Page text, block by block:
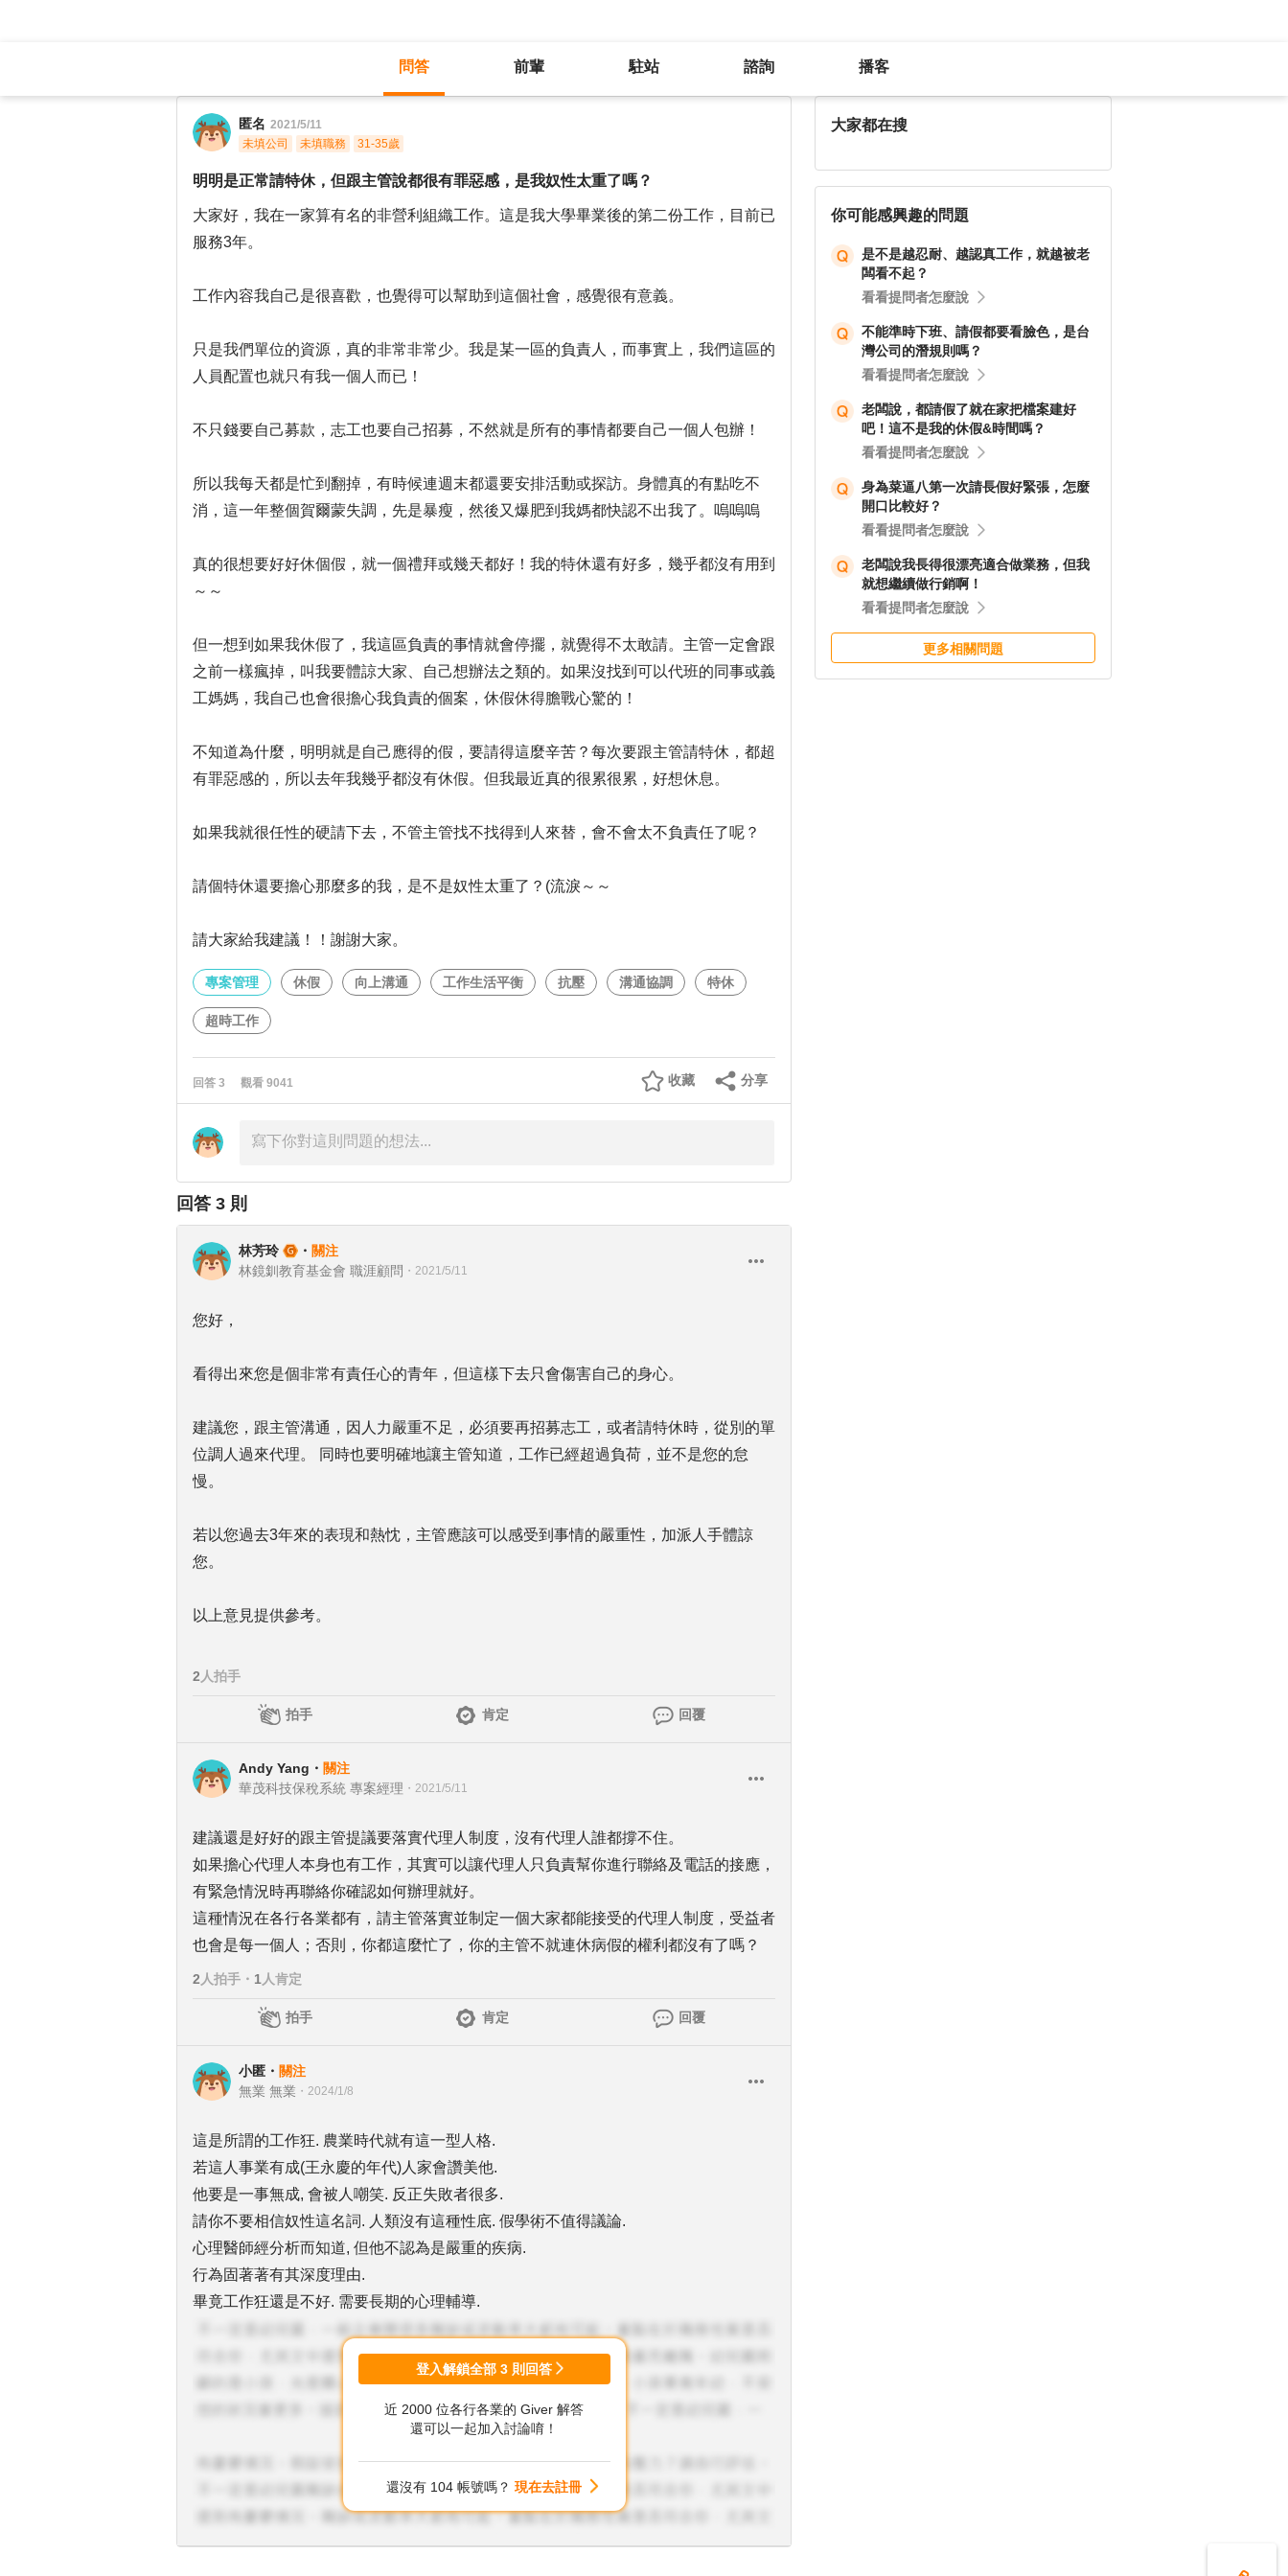
問答 前輩 駐站 諮詢 播客
匿名 2021/5/11
未填公司
未填職務 31-35歲
明明是正常請特休，但跟主管說都很有罪惡感，是我奴性太重了嗎？
大家好，我在一家算有名的非營利組織工作。這是我大學畢業後的第二份工作，目前已
服務3年。
工作內容我自己是很喜歡，也覺得可以幫助到這個社會，感覺很有意義。
只是我們單位的資源，真的非常非常少。我是某一區的負責人，而事實上，我們這區的
人員配置也就只有我一個人而已！
不只錢要自己募款，志工也要自己招募，不然就是所有的事情都要自己一個人包辦！
所以我每天都是忙到翻掉，有時候連週末都還要安排活動或探訪。身體真的有點吃不
消，這一年整個賀爾蒙失調，先是暴瘦，然後又爆肥到我媽都快認不出我了。嗚嗚嗚
真的很想要好好休個假，就一個禮拜或幾天都好！我的特休還有好多，幾乎都沒有用到
～～
但一想到如果我休假了，我這區負責的事情就會停擺，就覺得不太敢請。主管一定會跟
之前一樣瘋掉，叫我要體諒大家、自己想辦法之類的。如果沒找到可以代班的同事或義
工媽媽，我自己也會很擔心我負責的個案，休假休得膽戰心驚的！
不知道為什麼，明明就是自己應得的假，要請得這麼辛苦？每次要跟主管請特休，都超
有罪惡感的，所以去年我幾乎都沒有休假。但我最近真的很累很累，好想休息。
如果我就很任性的硬請下去，不管主管找不找得到人來替，會不會太不負責任了呢？
請個特休還要擔心那麼多的我，是不是奴性太重了？(流淚～～
請大家給我建議！！謝謝大家。
專案管理 休假 向上溝通 工作生活平衡 抗壓 溝通協調 特休
超時工作
回答 3 觀看 9041 分享
收藏
回答 3 則
林芳玲 ・ 關注
林鏡釧教育基金會 職涯顧問 ・ 2021/5/11
您好，
看得出來您是個非常有責任心的青年，但這樣下去只會傷害自己的身心。
建議您，跟主管溝通，因人力嚴重不足，必須要再招募志工，或者請特休時，從別的單
位調人過來代理。 同時也要明確地讓主管知道，工作已經超過負荷，並不是您的怠
慢。
若以您過去3年來的表現和熱忱，主管應該可以感受到事情的嚴重性，加派人手體諒
您。
以上意見提供參考。
2 人拍手
拍手 肯定 回覆
Andy Yang ・ 關注
華茂科技保稅系統 專案經理 ・ 2021/5/11
建議還是好好的跟主管提議要落實代理人制度，沒有代理人誰都撐不住。
如果擔心代理人本身也有工作，其實可以讓代理人只負責幫你進行聯絡及電話的接應，
有緊急情況時再聯絡你確認如何辦理就好。
這種情況在各行各業都有，請主管落實並制定一個大家都能接受的代理人制度，受益者
也會是每一個人；否則，你都這麼忙了，你的主管不就連休病假的權利都沒有了嗎？
2 人拍手 ・ 1 人肯定
拍手 肯定 回覆
小匿 ・ 關注
無業 無業 ・ 2024/1/8
這是所謂的工作狂. 農業時代就有這一型人格.
若這人事業有成(王永慶的年代)人家會讚美他.
他要是一事無成, 會被人嘲笑. 反正失敗者很多.
請你不要相信奴性這名詞. 人類沒有這種性底. 假學術不值得議論.
心理醫師經分析而知道, 但他不認為是嚴重的疾病.
行為固著著有其深度理由.
畢竟工作狂還是不好. 需要長期的心理輔導.
登入解鎖全部 3 則回答
近 2000 位各行各業的 Giver 解答
還可以一起加入討論唷！
還沒有 104 帳號嗎？ 現在去註冊
大家都在搜
你可能感興趣的問題
是不是越忍耐、越認真工作，就越被老
闆看不起？
看看提問者怎麼說
不能準時下班、請假都要看臉色，是台
灣公司的潛規則嗎？
看看提問者怎麼說
老闆說，都請假了就在家把檔案建好
吧！這不是我的休假&時間嗎？
看看提問者怎麼說
身為菜逼八第一次請長假好緊張，怎麼
開口比較好？
看看提問者怎麼說
老闆說我長得很漂亮適合做業務，但我
就想繼續做行銷啊！
看看提問者怎麼說
更多相關問題